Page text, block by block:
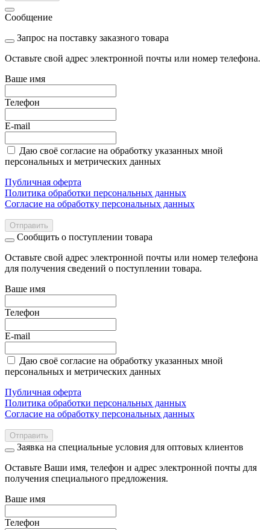
Сообщение
Запрос на поставку заказного товара
Оставьте свой адрес электронной почты или номер телефона.
Ваше имя
Телефон
E-mail
Даю своё согласие на обработку указанных мной
персональных и метрических данных
Публичная оферта
Политика обработки персональных данных
Согласие на обработку персональных данных
Отправить
Сообщить о поступлении товара
Оставьте свой адрес электронной почты или номер телефона
для получения сведений о поступлении товара.
Ваше имя
Телефон
E-mail
Даю своё согласие на обработку указанных мной
персональных и метрических данных
Публичная оферта
Политика обработки персональных данных
Согласие на обработку персональных данных
Отправить
Заявка на специальные условия для оптовых клиентов
Оставьте Ваши имя, телефон и адрес электронной почты для
получения специального предложения.
Ваше имя
Телефон